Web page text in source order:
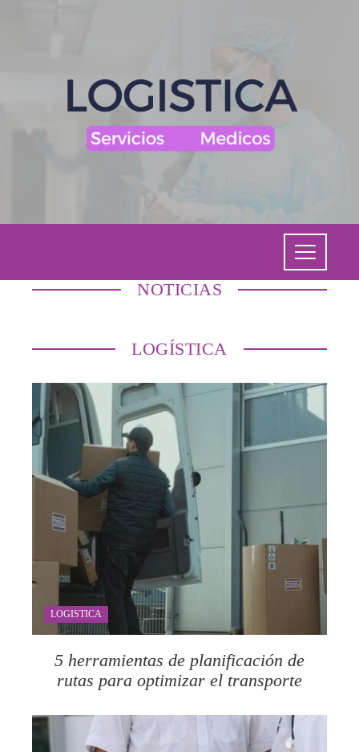
NOTICIAS
LOGÍSTICA
LOGISTICA
5 herramientas de planificación de
rutas para optimizar el transporte